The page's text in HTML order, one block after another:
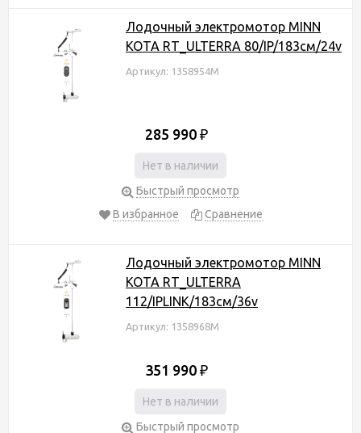
Лодочный электромотор MINN
KOTA RT_ULTERRA 80/IP/183см/24v
Артикул: 1358954M
285 990 ₽
Нет в наличии
Быстрый просмотр
В избранное
Сравнение
Лодочный электромотор MINN
KOTA RT_ULTERRA
112/IPLINK/183см/36v
Артикул: 1358968M
351 990 ₽
Нет в наличии
Быстрый просмотр